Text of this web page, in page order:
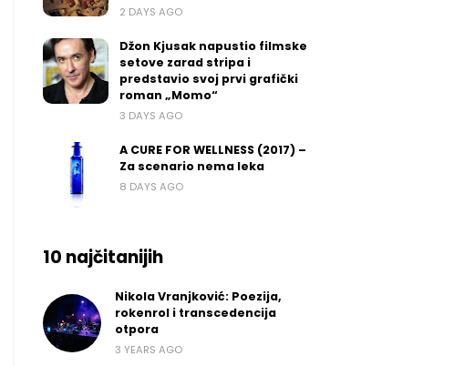
2 DAYS AGO
Džon Kjusak napustio filmske
setove zarad stripa i
predstavio svoj prvi grafički
roman „Momo“
3 DAYS AGO
A CURE FOR WELLNESS (2017) –
Za scenario nema leka
8 DAYS AGO
10 najčitanijih
Nikola Vranjković: Poezija,
rokenrol i transcedencija
otpora
3 YEARS AGO